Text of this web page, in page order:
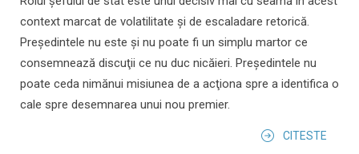
context marcat de volatilitate şi de escaladare retorică.
Preşedintele nu este şi nu poate fi un simplu martor ce
consemnează discuţii ce nu duc nicăieri. Preşedintele nu
poate ceda nimănui misiunea de a acţiona spre a identifica o
cale spre desemnarea unui nou premier.
CITESTE